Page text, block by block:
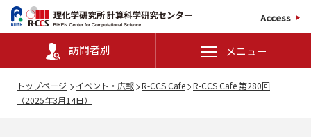
Access
訪問者別 メニュー
トップページ イベント・広報 R-CCS Cafe
R-CCS Cafe 第280回
（2025年3月14日）